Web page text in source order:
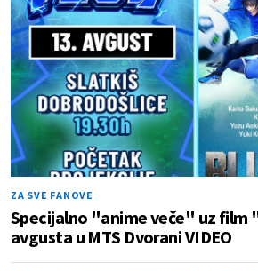
ZA SVE FANOVE
Specijalno "anime veče" uz film
avgusta u MTS Dvorani VIDEO